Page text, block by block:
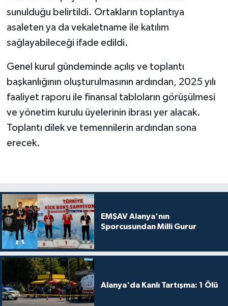
sunulduğu belirtildi. Ortakların toplantıya
asaleten ya da vekaletname ile katılım
sağlayabileceği ifade edildi.
Genel kurul gündeminde açılış ve toplantı
başkanlığının oluşturulmasının ardından, 2025 yılı
faaliyet raporu ile finansal tabloların görüşülmesi
ve yönetim kurulu üyelerinin ibrası yer alacak.
Toplantı dilek ve temennilerin ardından sona
erecek.
EMŞAV Alanya'nın
Sporcusundan Milli Gurur
Alanya'da Kanlı Tartışma: 1 Ölü